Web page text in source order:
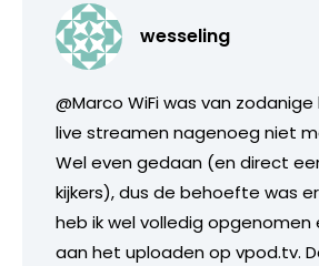
wesseling
@Marco WiFi was van
live streamen nagenoeg niet
Wel even gedaan (en direct
kijkers), dus de behoefte was
heb ik wel volledig opgenomen
aan het uploaden op vpod.tv.